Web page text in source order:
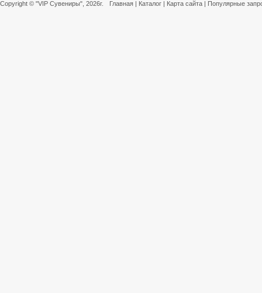
Copyright © "VIP Сувениры" , 2026г. Главная | Каталог | Карта сайта | Популярные